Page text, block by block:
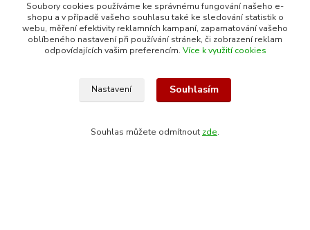
Soubory cookies používáme ke správnému fungování našeho e-
shopu a v případě vašeho souhlasu také ke sledování statistik o
webu, měření efektivity reklamních kampaní, zapamatování vašeho
oblíbeného nastavení při používání stránek, či zobrazení reklam
odpovídajících vašim preferencím. Více k využití cookies
Nastavení Souhlasím
Souhlas můžete odmítnout zde.